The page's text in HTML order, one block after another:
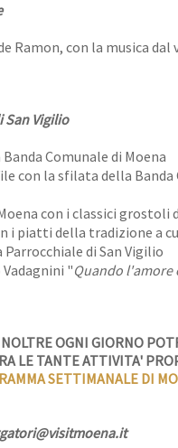
Ramon, con la musica
San Vigilio
Comunale di Moena
con la sfilata della
con i classici grostoli
i piatti della tradizione a
di San Vigilio
"Quando l'amore
OGNI GIORNO
LE TANTE ATTIVITA'
SETTIMANALE DI